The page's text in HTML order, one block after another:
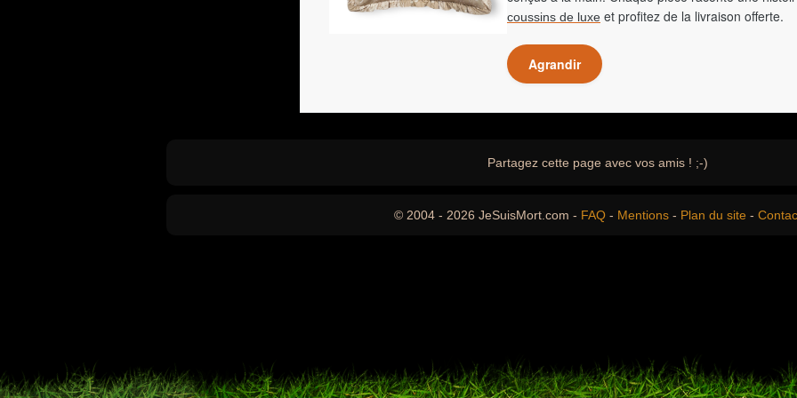
coussins de luxe et profitez de la livraison offerte.
Agrandir
Partagez cette page avec vos amis ! ;-)
© 2004 - 2026 JeSuisMort.com - FAQ - Mentions - Plan du site -